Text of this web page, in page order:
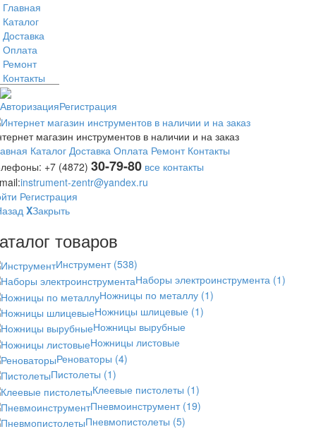
Главная
Каталог
Доставка
Оплата
Ремонт
Контакты
АвторизацияРегистрация
магазин инструментов в наличии и на заказ
Каталог Доставка Оплата Ремонт Контакты
+7 (4872) 30-79-80 все контакты
instrument-zentr@yandex.ru
Регистрация
XЗакрыть
товаров
Инструмент (538)
Наборы электроинструмента (1)
Ножницы по металлу (1)
Ножницы шлицевые (1)
Ножницы вырубные
Ножницы листовые
Реноваторы (4)
Пистолеты (1)
Клеевые пистолеты (1)
Пневмоинструмент (19)
Пневмопистолеты (5)